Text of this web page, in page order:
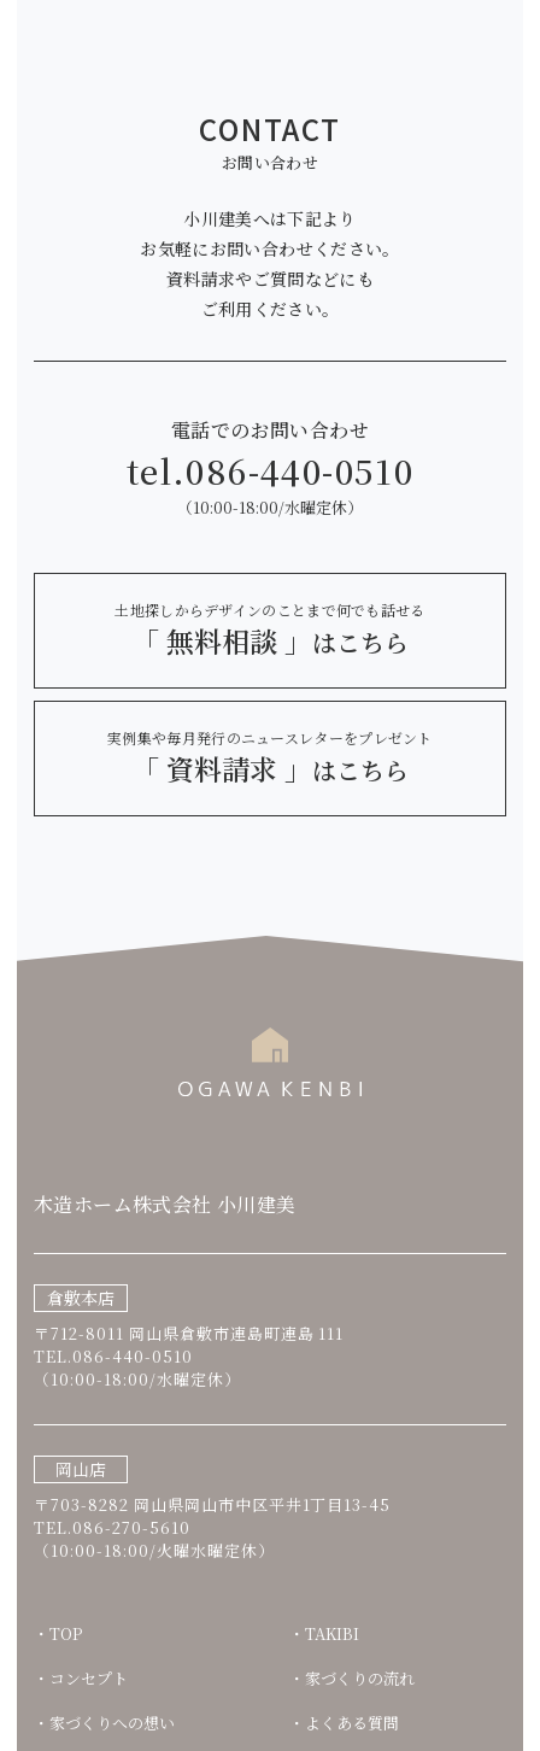
CONTACT
お問い合わせ
小川建美へは下記より
お気軽にお問い合わせください。
資料請求やご質問などにも
ご利用ください。
電話でのお問い合わせ
tel.086-440-0510
（10:00-18:00/水曜定休）
土地探しからデザインのことまで何でも話せる
「 無料相談 」 はこちら
実例集や毎月発行のニュースレターをプレゼント
「 資料請求 」 はこちら
木造ホーム株式会社 小川建美
倉敷本店
〒712-8011 岡山県倉敷市連島町連島 111
TEL.086-440-0510
（10:00-18:00/水曜定休）
岡山店
〒703-8282 岡山県岡山市中区平井1丁目13-45
TEL.086-270-5610
（10:00-18:00/火曜水曜定休）
TOP
コンセプト
家づくりへの想い
TAKIBI
家づくりの流れ
よくある質問